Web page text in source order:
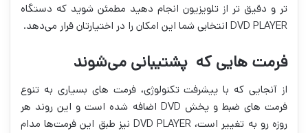
تر و دقیق تر از تلویزیون انجام دهید مطمئن شوید که دستگاه
DVD PLAYER انتخابی شما این امکان را در اختیارتان قرار می‌دهد.
فرمت هایی که پشتیبانی می‌شوند
از آنجایی که با پیشرفت تکنولوژی، فرمت های بسیاری به تنوع
فرمت های ضبط و پخش DVD اضافه شده است و این روند هر
روزه رو به تغییر است، DVD PLAYER نیز طبق این فرمت‌ها مدام